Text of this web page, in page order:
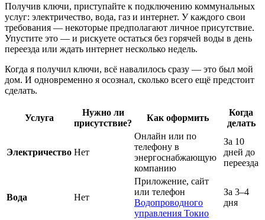
Получив ключи, приступайте к подключению коммунальных
услуг: электричество, вода, газ и интернет. У каждого свои
требования — некоторые предполагают личное присутствие.
Упустите это — и рискуете остаться без горячей воды в день
переезда или ждать интернет несколько недель.
Когда я получил ключи, всё навалилось сразу — это был мой
дом. И одновременно я осознал, сколько всего ещё предстоит
сделать.
Услуга
Нужно ли
присутствие?
Как оформить
Когда
делать
Электричество Нет
Онлайн или по
телефону в
энергоснабжающую
компанию
За 10
дней до
переезда
Вода Нет
Приложение, сайт
или телефон
Водопроводного
управления Токио
За 3–4
дня